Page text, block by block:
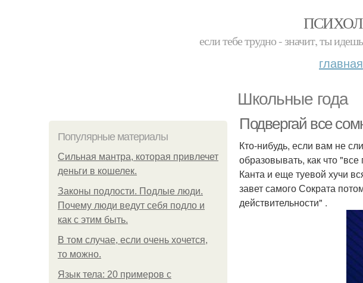
если тебе трудно - значит, ты
главная
Школьные года
Популярные материалы
Сильная мантра, которая привлечет
деньги в кошелек.
Законы подлости. Подлые люди.
Почему люди ведут себя подло и
как с этим быть.
В том случае, если очень хочется,
то можно.
Язык тела: 20 примеров с
Подвергай все
Кто-нибудь, если вам не
образовывать, как что
Канта и еще туевой хучи
завет самого Сократа
действительности" .